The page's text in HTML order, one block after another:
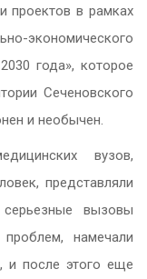
проектов в рамках
экономического
года», которое
Сеченовского
и необычен.
вузов,
представляли
вызовы
намечали
и после этого еще